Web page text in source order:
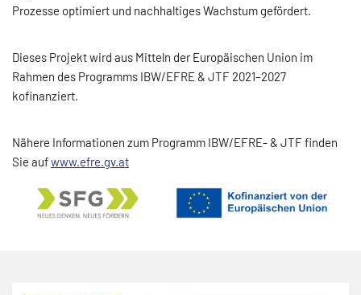
Prozesse optimiert und nachhaltiges Wachstum gefördert.
Dieses Projekt wird aus Mitteln der Europäischen Union im
Rahmen des Programms IBW/EFRE & JTF 2021–2027
kofinanziert.
Nähere Informationen zum Programm IBW/EFRE- & JTF finden
Sie aufwww.efre.gv.at